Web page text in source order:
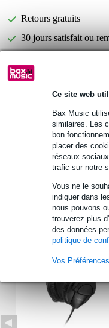
Ce site web
Bax Music
similaires. Les
bon
placer des
réseaux
trafic sur notre
Vous ne le
indiquer dans
nous pouvons
trouverez plus
des données
politique de
Vos Préférences
Retours gratuits
30 jours satisfait ou
Informations
Autres variantes (4)
Accessoires (9)